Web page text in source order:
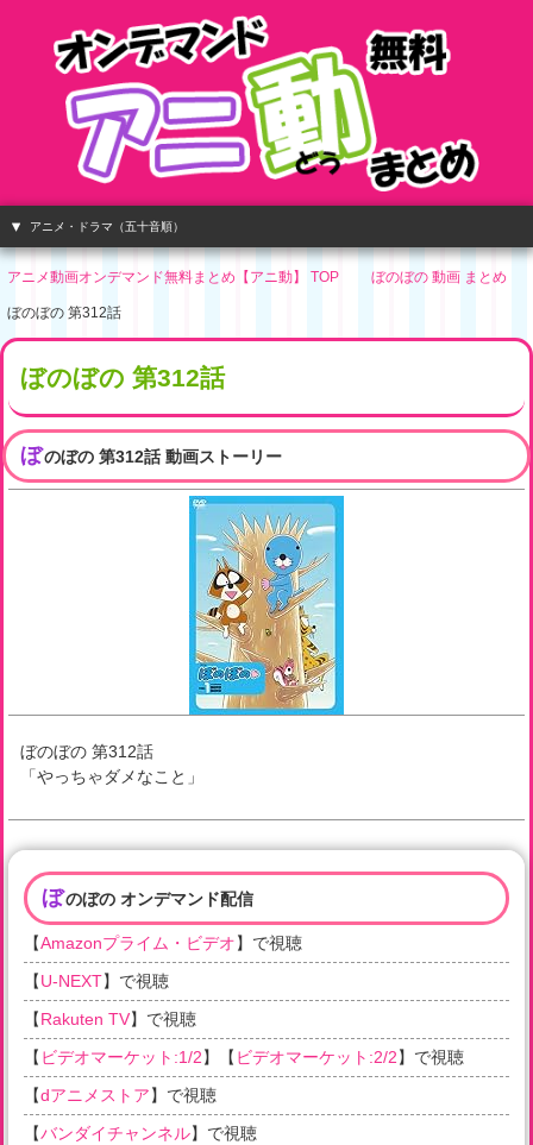
アニメ・ドラマ（五十音順）
アニメ動画オンデマンド無料まとめ【アニ動】 TOP ぼのぼの 動画 まとめ
ぼのぼの 第312話
ぼのぼの 第312話
ぼのぼの 第312話 動画ストーリー
ぼのぼの 第312話
「やっちゃダメなこと 」
ぼのぼの オンデマンド配信
【Amazonプライム・ビデオ】で視聴
【U-NEXT】で視聴
【Rakuten TV】で視聴
【 ビデオマーケット:1/2】【 ビデオマーケット:2/2】で視聴
【dアニメストア】で視聴
【バンダイチャンネル】で視聴